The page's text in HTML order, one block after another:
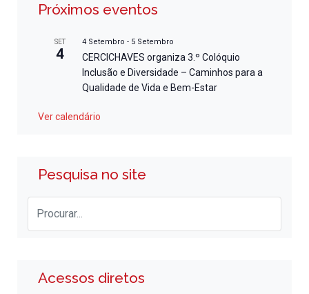
Próximos eventos
SET
4
4 Setembro - 5 Setembro
CERCICHAVES organiza 3.º Colóquio
Inclusão e Diversidade – Caminhos para a
Qualidade de Vida e Bem-Estar
Ver calendário
Pesquisa no site
Acessos diretos